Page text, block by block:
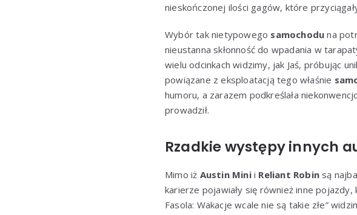
nieskończonej ilości gagów, które
Wybór tak nietypowego samochodu na
nieustanna skłonność do wpadania w
wielu odcinkach widzimy, jak Jaś, próbując
powiązane z eksploatacją tego właśnie
humoru, a zarazem podkreślała
prowadził.
Rzadkie występy innych
Mimo iż Austin Minii Reliant Robin są
karierze pojawiały się również inne pojazdy,
Fasola: Wakacje wcale nie są takie złe”